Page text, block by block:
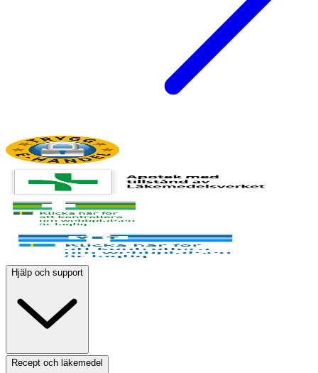
Hjälp och support
Recept och läkemedel